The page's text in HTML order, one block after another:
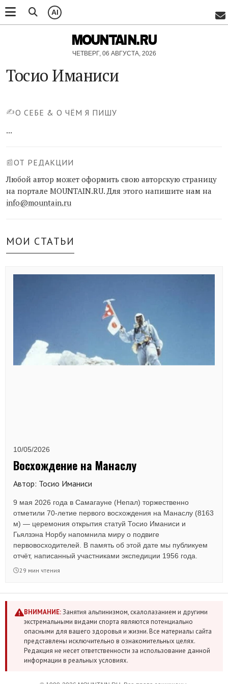
AI
MOUNTAIN.RU
ЧЕТВЕРГ, 06 АВГУСТА, 2026
Тосио Иманиси
✍️О СЕБЕ & О ЧЁМ Я ПИШУ
...
📰ОТ РЕДАКЦИИ
Любой автор может оформить свою авторскую страницу
на портале MOUNTAIN.RU. Для этого напишите нам на
info@mountain.ru
МОИ СТАТЬИ
10/05/2026
Восхождение на Манаслу
Автор: Тосио Иманиси
9 мая 2026 года в Самагауне (Непал) торжественно
отметили 70-летие первого восхождения на Манаслу (8163
м) — церемония открытия статуй Тосио Иманиси и
Гьялзэна Норбу напомнила миру о подвиге
первовосходителей. В память об этой дате мы публикуем
отчёт, написанный участниками экспедиции 1956 года.
29 мин чтения
ВНИМАНИЕ:Занятия альпинизмом, скалолазанием и другими
экстремальными видами спорта являются потенциально
опасными для вашего здоровья и жизни. Все материалы сайта
представлены исключительно в ознакомительных целях.
Редакция не несет ответственности за использование данной
информации в реальных условиях.